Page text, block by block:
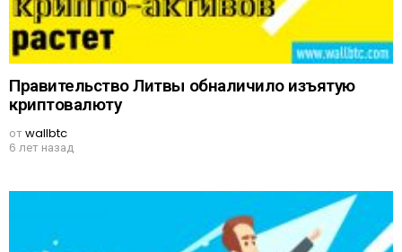
Правительство Литвы обналичило изъятую
криптовалюту
отwallbtc
6 лет назад